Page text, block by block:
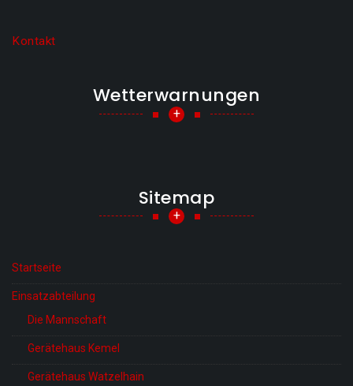
Kontakt
Wetterwarnungen
+
Sitemap
+
Startseite
Einsatzabteilung
Die Mannschaft
Gerätehaus Kemel
Gerätehaus Watzelhain